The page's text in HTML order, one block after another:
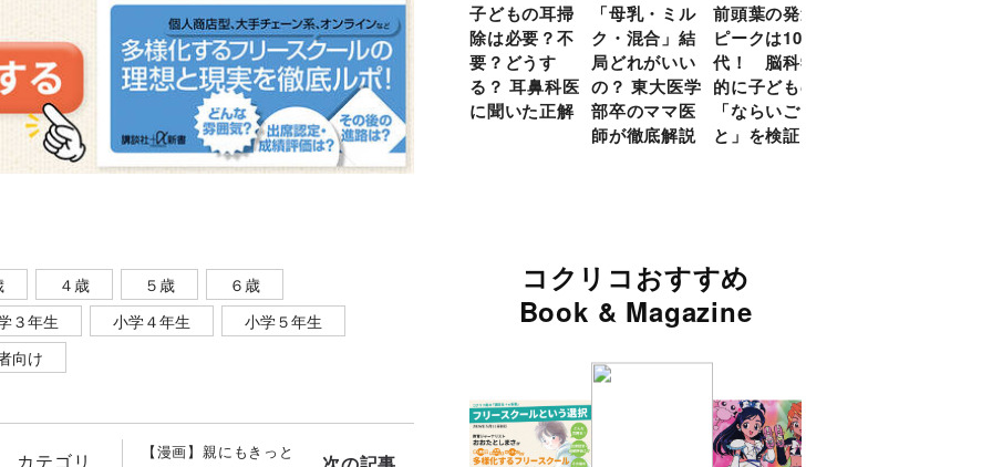
４歳 ５歳
６歳
３年生
小学４年生
小学５年生
向け
カテゴリ
【漫画】親にもきっと
子どもの耳掃
除は必要？不
要？どうす
る？ 耳鼻科医
に聞いた正解
「母乳・ミル
ク・混合」結
局どれがいい
の？ 東大医学
部卒のママ医
師が徹底解説
前頭葉の発達
ピークは10
代！ 脳科学
的に子どもの
「ならいご
と」を検証
コクリコおすすめ
Book & Magazine